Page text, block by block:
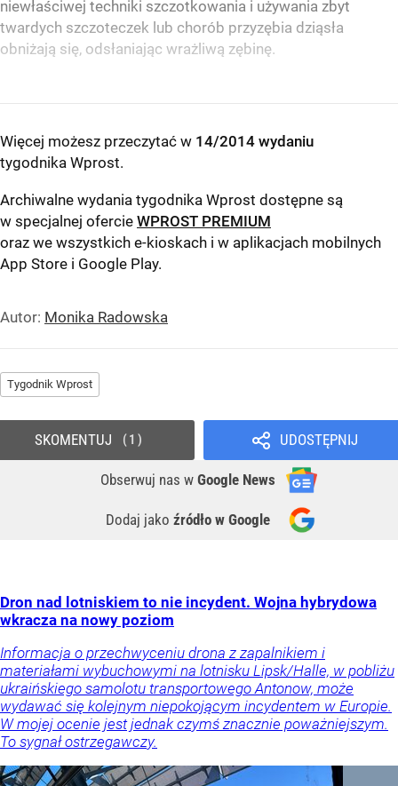
niewłaściwej techniki szczotkowania i używania zbyt
twardych szczoteczek lub chorób przyzębia dziąsła
obniżają się, odsłaniając wrażliwą zębinę.
Więcej możesz przeczytać w 14/2014 wydaniu
tygodnika Wprost.
Archiwalne wydania tygodnika Wprost dostępne są
w specjalnej ofercie WPROST PREMIUM
oraz we wszystkich e-kioskach i w aplikacjach mobilnych
App Store i Google Play.
Autor: Monika Radowska
Tygodnik Wprost
UDOSTĘPNIJ
Obserwuj nas w Google News
Dodaj jako źródło w Google
SKOMENTUJ 1
Dron nad lotniskiem to nie incydent. Wojna hybrydowa
wkracza na nowy poziom
Informacja o przechwyceniu drona z zapalnikiem i
materiałami wybuchowymi na lotnisku Lipsk/Halle, w pobliżu
ukraińskiego samolotu transportowego Antonow, może
wydawać się kolejnym niepokojącym incydentem w Europie.
W mojej ocenie jest jednak czymś znacznie poważniejszym.
To sygnał ostrzegawczy.